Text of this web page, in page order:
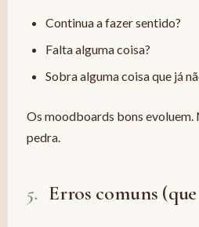
Continua a fazer sentido?
Falta alguma coisa?
Sobra alguma coisa que já
Os moodboards bons evoluem.
pedra.
5. Erros comuns